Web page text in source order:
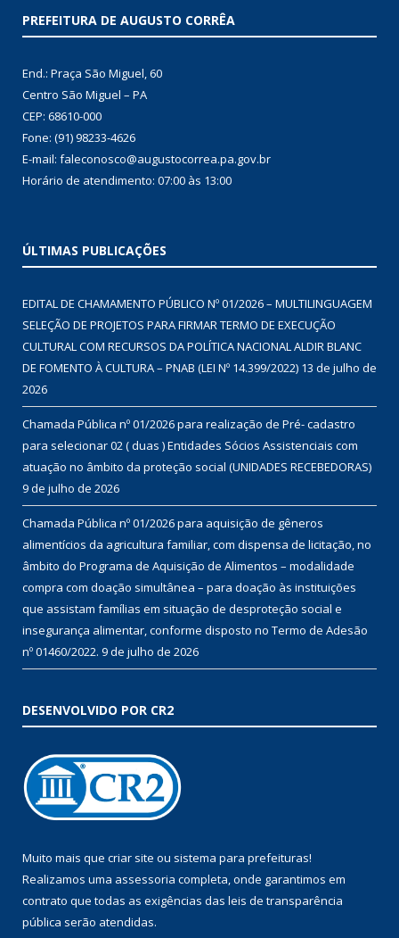
PREFEITURA DE AUGUSTO CORRÊA
End.: Praça São Miguel, 60
Centro São Miguel – PA
CEP: 68610-000
Fone: (91) 98233-4626
E-mail: faleconosco@augustocorrea.pa.gov.br
Horário de atendimento: 07:00 às 13:00
ÚLTIMAS PUBLICAÇÕES
EDITAL DE CHAMAMENTO PÚBLICO Nº 01/2026 – MULTILINGUAGEM
SELEÇÃO DE PROJETOS PARA FIRMAR TERMO DE EXECUÇÃO
CULTURAL COM RECURSOS DA POLÍTICA NACIONAL ALDIR BLANC
DE FOMENTO À CULTURA – PNAB (LEI Nº 14.399/2022) 13 de julho de
2026
Chamada Pública nº 01/2026 para realização de Pré- cadastro
para selecionar 02 ( duas ) Entidades Sócios Assistenciais com
atuação no âmbito da proteção social (UNIDADES RECEBEDORAS)
9 de julho de 2026
Chamada Pública nº 01/2026 para aquisição de gêneros
alimentícios da agricultura familiar, com dispensa de licitação, no
âmbito do Programa de Aquisição de Alimentos – modalidade
compra com doação simultânea – para doação às instituições
que assistam famílias em situação de desproteção social e
insegurança alimentar, conforme disposto no Termo de Adesão
nº 01460/2022. 9 de julho de 2026
DESENVOLVIDO POR CR2
Muito mais que criar site ou sistema para prefeituras!
Realizamos uma assessoria completa, onde garantimos em
contrato que todas as exigências das leis de transparência
pública serão atendidas.